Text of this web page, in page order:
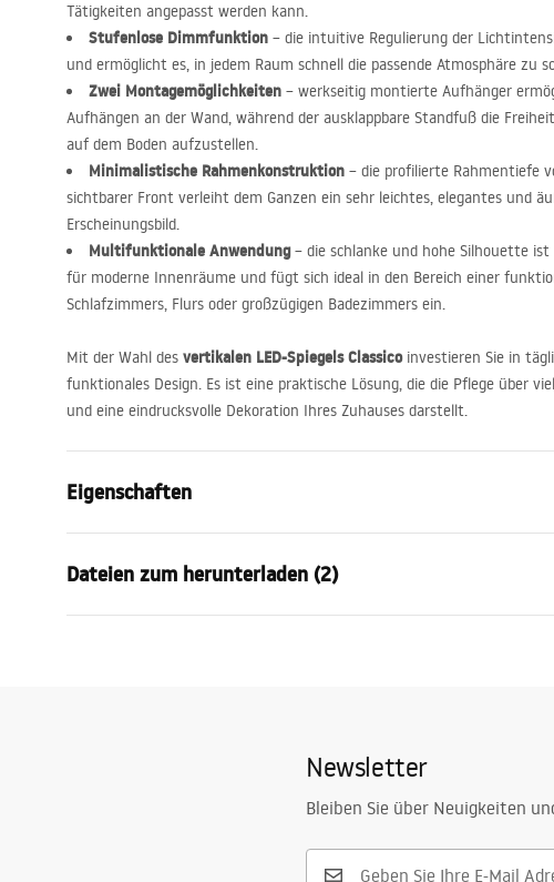
Tätigkeiten angepasst werden kann.
Stufenlose Dimmfunktion – die intuitive Regulierung der
und ermöglicht es, in jedem Raum schnell die passende Atmosphäre zu
Zwei Montagemöglichkeiten – werkseitig montierte Aufhänger
Aufhängen an der Wand, während der ausklappbare Standfuß die
auf dem Boden aufzustellen.
Minimalistische Rahmenkonstruktion – die profilierte Rahmentiefe
sichtbarer Front verleiht dem Ganzen ein sehr leichtes, elegantes und
Erscheinungsbild.
Multifunktionale Anwendung– die schlanke und hohe Silhouette ist
für moderne Innenräume und fügt sich ideal in den Bereich einer
Schlafzimmers, Flurs oder großzügigen Badezimmers ein.
Mit der Wahl des vertikalen LED-Spiegels Classicoinvestieren Sie in
funktionales Design. Es ist eine praktische Lösung, die die Pflege über
und eine eindrucksvolle Dekoration Ihres Zuhauses darstellt.
Eigenschaften
Breite
Tiefe
20mm
Metall
Rechteckig
12 W
Dateien zum herunterladen (2)
Newsletter
Bleiben Sie über Neuigkeiten